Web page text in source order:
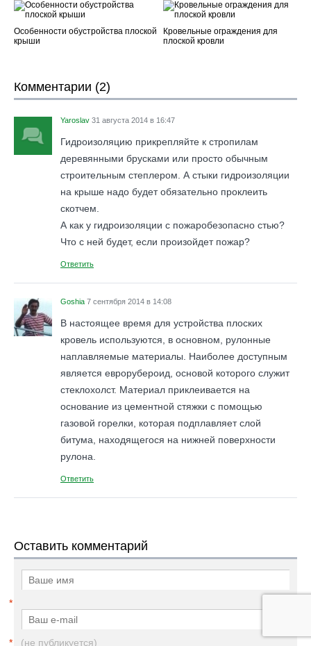
Особенности обустройства плоской
крыши
Кровельные ограждения для
плоской кровли
Комментарии (2)
Yaroslav 31 августа 2014 в 16:47
Гидроизоляцию прикрепляйте к стропилам
деревянными брусками или просто обычным
строительным степлером. А стыки гидроизоляции
на крыше надо будет обязательно проклеить
скотчем.
А как у гидроизоляции с пожаробезопасно стью?
Что с ней будет, если произойдет пожар?
Ответить
Goshia 7 сентября 2014 в 14:08
В настоящее время для устройства плоских
кровель используются, в основном, рулонные
наплавляемые материалы. Наиболее доступным
является еврорубероид, основой которого служит
стеклохолст. Материал приклеивается на
основание из цементной стяжки с помощью
газовой горелки, которая подплавляет слой
битума, находящегося на нижней поверхности
рулона.
Ответить
Оставить комментарий
*
* (не публикуется)